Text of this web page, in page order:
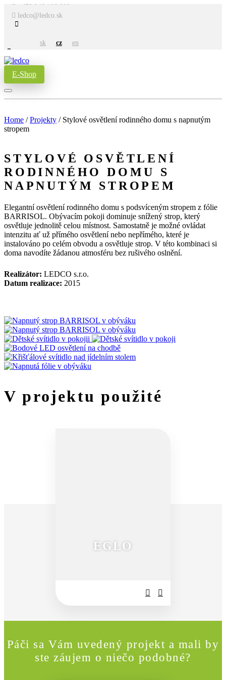
ledco@ledco.sk
sk cz en
E-Shop
Home /Projekty / Stylové osvětlení rodinného domu s napnutým
stropem
STYLOVÉ OSVĚTLENÍ
RODINNÉHO DOMU S
NAPNUTÝM STROPEM
Elegantní osvětlení rodinného domu s podsvíceným stropem z fólie
BARRISOL. Obývacím pokoji dominuje snížený strop, který
osvětluje jednolitě celou místnost. Samostatně je možné ovládat
intenzitu ať už přímého osvětlení nebo nepřímého, které je
instalováno po celém obvodu a osvětluje strop. V této kombinaci si
doma navodíte žádanou atmosféru bez rušivého oslnění.
Realizátor: LEDCO s.r.o.
Datum realizace: 2015
V projektu použité
EGLO
Páči sa Vám uvedený projekt a mali by
ste záujem o niečo podobné?